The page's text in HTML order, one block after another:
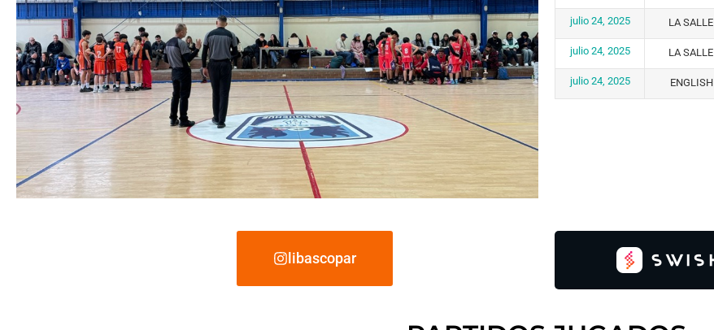
julio 24, 2025 LA SALLE
julio 24, 2025 LA SALLE
julio 24, 2025 ENGLISH
libascopar